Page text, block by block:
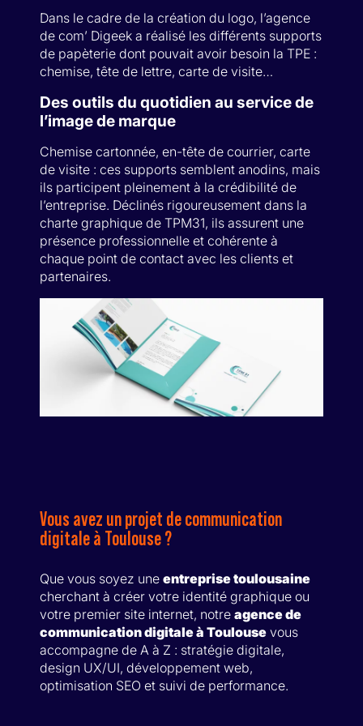
Dans le cadre de la création du logo, l’agence
de com’ Digeek a réalisé les différents supports
de papèterie dont pouvait avoir besoin la TPE :
chemise, tête de lettre, carte de visite…
Des outils du quotidien au service de
l’image de marque
Chemise cartonnée, en-tête de courrier, carte
de visite : ces supports semblent anodins, mais
ils participent pleinement à la crédibilité de
l’entreprise. Déclinés rigoureusement dans la
charte graphique de TPM31, ils assurent une
présence professionnelle et cohérente à
chaque point de contact avec les clients et
partenaires.
Vous avez un projet de communication
digitale à Toulouse ?
Que vous soyez une entreprise toulousaine
cherchant à créer votre identité graphique ou
votre premier site internet, notre agence de
communication digitale à Toulouse vous
accompagne de A à Z : stratégie digitale,
design UX/UI, développement web,
optimisation SEO et suivi de performance.